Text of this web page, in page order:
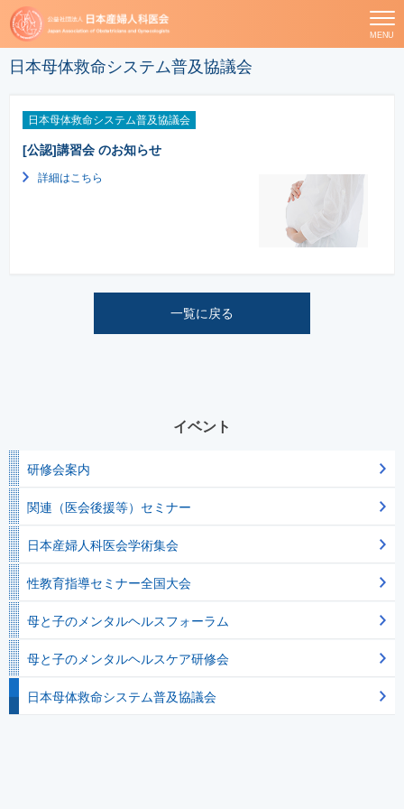
MENU
日本母体救命システム普及協議会
日本母体救命システム普及協議会
[公認]講習会 のお知らせ
詳細はこちら
一覧に戻る
イベント
研修会案内
関連（医会後援等）セミナー
日本産婦人科医会学術集会
性教育指導セミナー全国大会
母と子のメンタルヘルスフォーラム
母と子のメンタルヘルスケア研修会
日本母体救命システム普及協議会